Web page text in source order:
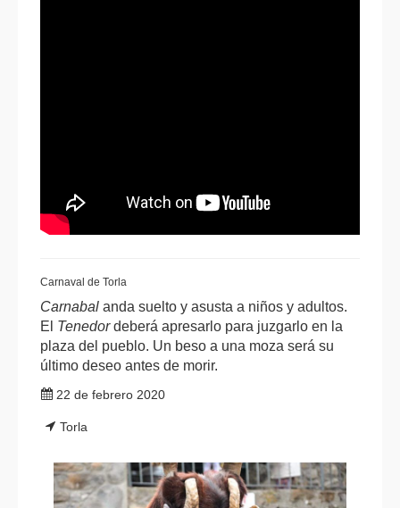
Carnaval de Torla
Carnabal anda suelto y asusta a niños y adultos.
El Tenedordeberá apresarlo para juzgarlo en la
plaza del pueblo. Un beso a una moza será su
último deseo antes de morir.
22 de febrero 2020
Torla